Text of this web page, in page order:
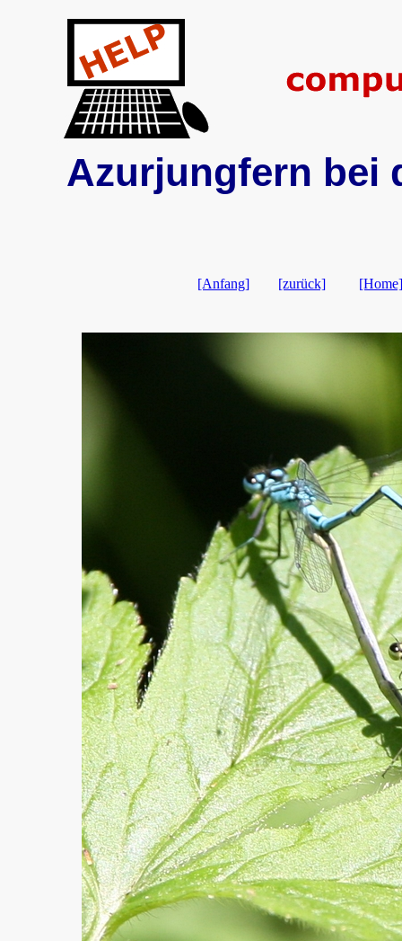
Azurjungfern bei
[Anfang] [zurück] [Home]